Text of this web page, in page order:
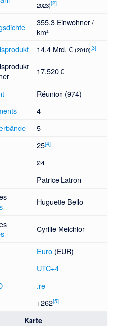
2023)[2]
355,3 Einwohner /
km²
14,4 Mrd. € (2010)[3]
17.520 €
Réunion (974)
4
5
25[4]
24
Patrice Latron
Huguette Bello
Cyrille Melchior
Euro(EUR)
UTC+4
.re
+262[5]
Karte